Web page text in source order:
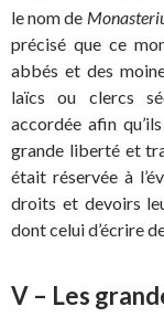
le nom de
précisé que ce
abbés et des
laïcs ou clercs
accordée afin
grande liberté et
était réservée à
droits et devoirs
dont celui d’écrire
V – Les